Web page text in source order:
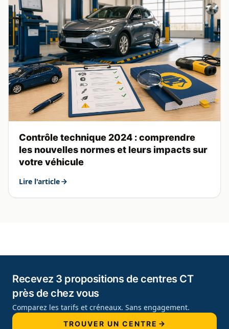
Contrôle technique 2024 : comprendre
les nouvelles normes et leurs impacts sur
votre véhicule
Lire l'article
Recevez 3 propositions de centres CT
près de chez vous
Comparez les tarifs et créneaux. Sans engagement.
TROUVER UN CENTRE